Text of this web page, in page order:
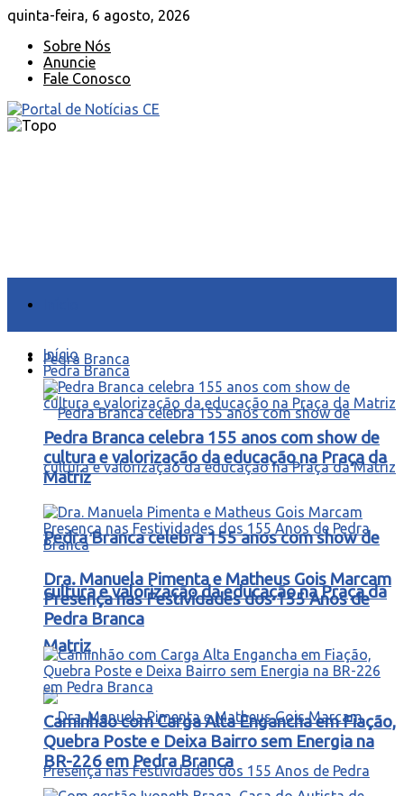
quinta-feira, 6 agosto, 2026
Sobre Nós
Anuncie
Fale Conosco
Pedra Branca
Pedra Branca celebra 155 anos com show de
cultura e valorização da educação na Praça da
Matriz
Início
Pedra Branca
Pedra Branca celebra 155 anos com show de
cultura e valorização da educação na Praça da
Matriz
Dra. Manuela Pimenta e Matheus Gois Marcam
Presença nas Festividades dos 155 Anos de
Pedra Branca
Caminhão com Carga Alta Engancha em Fiação,
Quebra Poste e Deixa Bairro sem Energia na
BR-226 em Pedra Branca